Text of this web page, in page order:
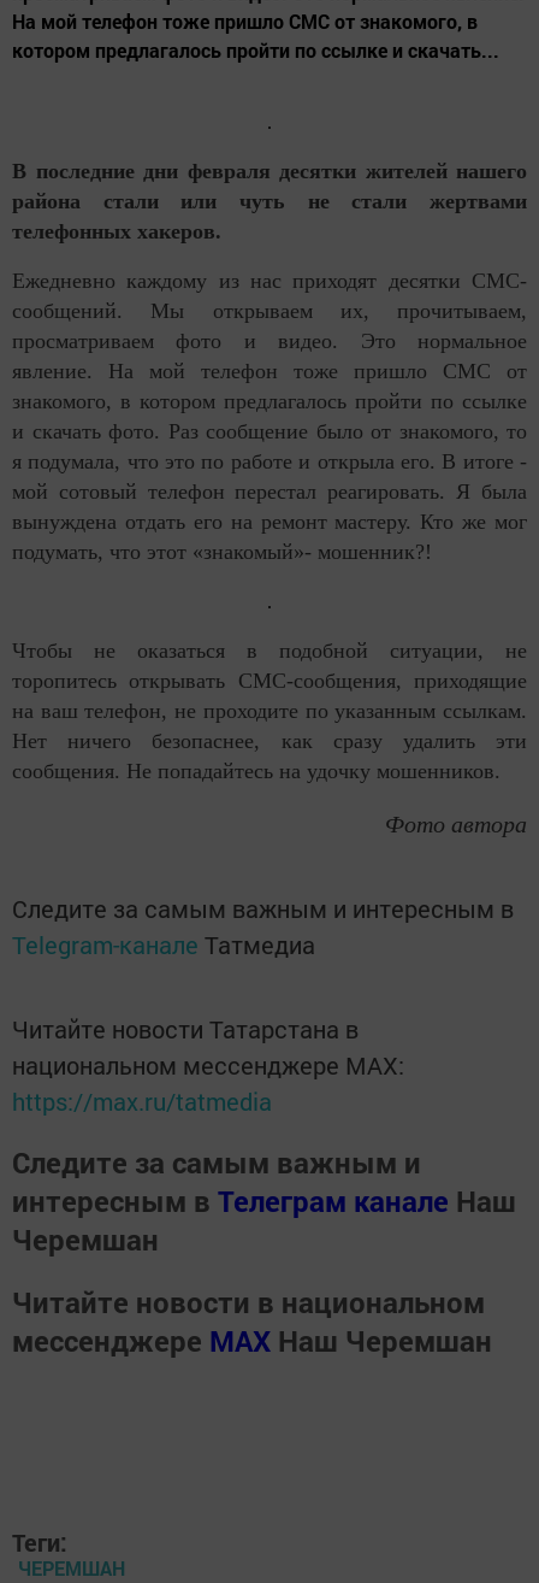
На мой телефон тоже пришло СМС от знакомого, в
котором предлагалось пройти по ссылке и скачать...
В последние дни февраля десятки жителей нашего
района стали или чуть не стали жертвами
телефонных хакеров.
Ежедневно каждому из нас приходят десятки СМС-
сообщений. Мы открываем их, прочитываем,
просматриваем фото и видео. Это нормальное
явление. На мой телефон тоже пришло СМС от
знакомого, в котором предлагалось пройти по ссылке
и скачать фото. Раз сообщение было от знакомого, то
я подумала, что это по работе и открыла его. В итоге -
мой сотовый телефон перестал реагировать. Я была
вынуждена отдать его на ремонт мастеру. Кто же мог
подумать, что этот «знакомый»- мошенник?!
Чтобы не оказаться в подобной ситуации, не
торопитесь открывать СМС-сообщения, приходящие
на ваш телефон, не проходите по указанным ссылкам.
Нет ничего безопаснее, как сразу удалить эти
сообщения. Не попадайтесь на удочку мошенников.
Фото автора
Следите за самым важным и интересным в
Telegram-канале Татмедиа
Читайте новости Татарстана в
национальном мессенджере MАХ:
https://max.ru/tatmedia
Следите за самым важным и
интересным в Телеграм канале Наш
Черемшан
Читайте новости в национальном
мессенджере MАХ Наш Черемшан
Теги:
ЧЕРЕМШАН